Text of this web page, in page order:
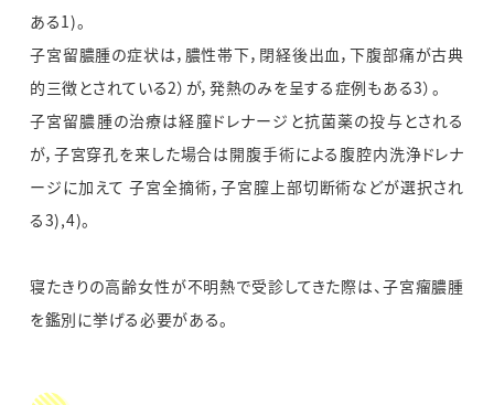
ある1)。
子宮留膿腫の症状は，膿性帯下，閉経後出血，下腹部痛が古典
的三徴とされている2）が，発熱のみを呈する症例もある3）。
子宮留膿腫の治療は経膣ドレナージと抗菌薬の投与とされる
が，子宮穿孔を来した場合は開腹手術による腹腔内洗浄ドレナ
ージに加えて 子宮全摘術，子宮膣上部切断術などが選択され
る3),4)。
寝たきりの高齢女性が不明熱で受診してきた際は、子宮瘤膿腫
を鑑別に挙げる必要がある。